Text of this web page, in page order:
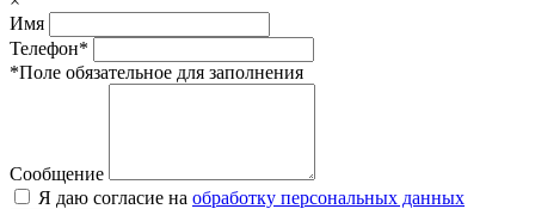
Имя
Телефон*
*Поле обязательное для заполнения
Сообщение
Я даю согласие на обработку персональных данных